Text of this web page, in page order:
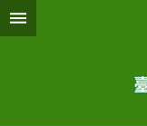
跳到主要內容區塊